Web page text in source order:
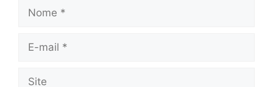
Nome
E-
Site